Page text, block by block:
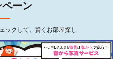
ペーン
ックして、賢くお部屋探し